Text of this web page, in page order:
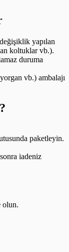
yapılan
koltuklar vb.).
duruma
vb.) ambalajı
paketleyin.
iadeniz
olun.